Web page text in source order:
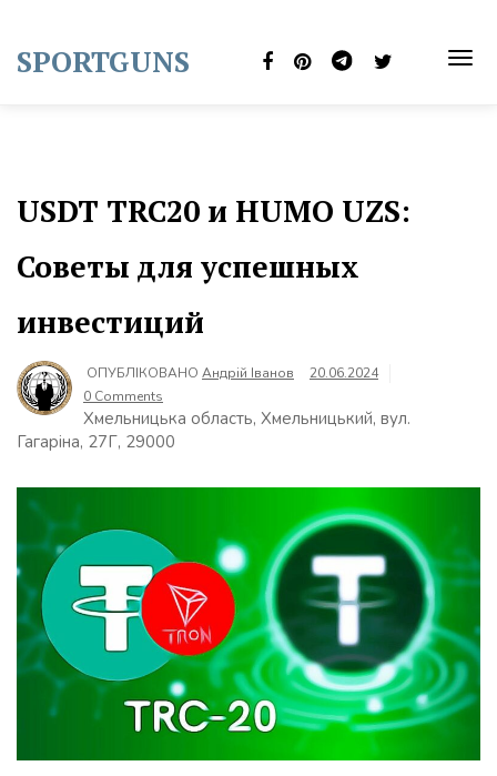
content
SPORTGUNS
USDT TRC20 и HUMO UZS:
Советы для успешных
инвестиций
ОПУБЛІКОВАНО Андрій Іванов
20.06.2024
0 Comments
Хмельницька область, Хмельницький, вул.
Гагаріна, 27Г, 29000